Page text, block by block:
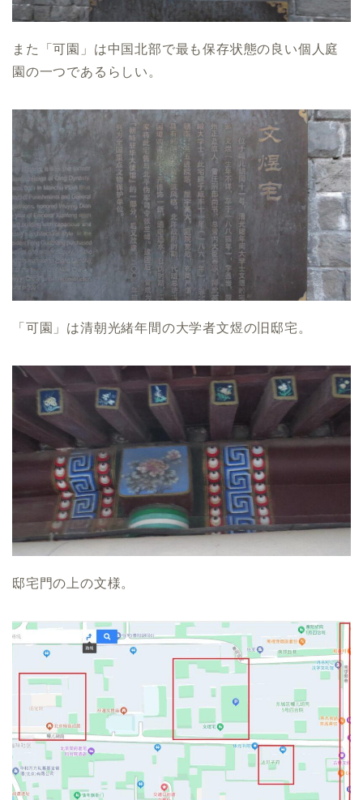
また「可園」は中国北部で最も保存状態の良い個人庭
園の一つであるらしい。
「可園」は清朝光緒年間の大学者文煜の旧邸宅。
邸宅門の上の文様。